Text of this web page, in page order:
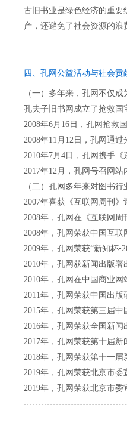
古旧书业是绿色经济的重要
产，还避免了社会资源的
四、孔网公益活动与社会贡
（一）多年来，孔网不仅
孔夫子旧书网成立了抢救
2008年6月16日，孔网抢救
2008年11月12日，孔网通
2010年7月4日，孔网携手
2017年12月，孔网号召网
（二）孔网多年来对图书
2007年喜获《互联网周刊
2008年，孔网在《互联网
2008年，孔网荣获中国互
2009年，孔网荣获“新知杯
2010年，孔网获新闻出版
2010年，孔网在中国商业
2011年，孔网荣获中国出
2015年，孔网荣获第三届中
2016年，孔网荣获全国新
2017年，孔网荣获第十届
2018年，孔网荣获第十一
2019年，孔网荣获北京市
2019年，孔网荣获北京市